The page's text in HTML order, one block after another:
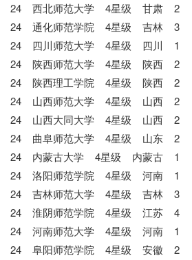
24 西北师范大学 4星级 甘肃 2
24 通化师范学院 4星级 吉林 3
24 四川师范大学 4星级 四川 1
24 陕西师范大学 4星级 陕西 2
24 陕西理工学院 4星级 陕西 2
24 山西师范大学 4星级 山西 2
24 山西大同大学 4星级 山西 2
24 曲阜师范大学 4星级 山东 2
24 内蒙古大学 4星级 内蒙古 1
24 洛阳师范学院 4星级 河南 1
24 吉林师范大学 4星级 吉林 3
24 淮阴师范学院 4星级 江苏 4
24 河南师范大学 4星级 河南 1
24 阜阳师范学院 4星级 安徽 2